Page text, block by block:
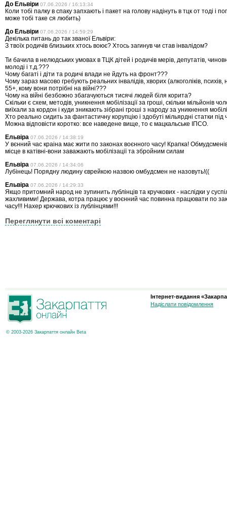
До Ельвіри 07.06.2026 / 16:13:34
Коли тобі палку в спаку запхають і пакет на голову надінуть в тцк от тоді і
може тобі таке ся любить)
До Ельвіри 07.06.2026 / 14:59:29
Декілька питань до так званої Ельвіри:
З твоїх родичів близьких хтось воює? Хтось загинув чи став інвалідом?
Ти бачила в нелюдських умовах в ТЦК дітей і родичів мерів, депутатів,
молоді і т.д.???
Чому багаті і діти та родичі влади не йдуть на фронт???
Чому зараз масово гребують реальних інвалідів, хворих (алкоголіків, психів,
55+, кому вони потрібні на війні???
Чому на війні безбожно збагачуються тисячі людей біля корита?
Скільки є схем, методів, уникнення мобілізації за гроші, скільки мільйонів
виїхали за кордон і куди зникають зібрані гроші з народу за уникнення
Хто реально сидить за фантастичну корупцію і здобуті мільярдні статки під
Можна відповісти коротко: все наведене вище, то є мацкальське ІПСО.
Ельвіра 07.06.2026 / 14:38:19
У вєнний час краіна має жити по законах воєнного часу! Крапка!
місце в катівні-вони заважають мобілізації та збройним силам
Ельвіра 07.06.2026 / 14:34:06
Лубінець! Порядну людину єврейкою назвою омбудсмен не назовуть!((
Ельвіра 07.06.2026 / 14:29:33
Якщо притомний народ не зупинить лублінців та кручкових - наслідки у
жахливими! Держава, котра працює у воєнний час повинна працювати по
часу!!! Нахер крючкових із лублінцями!!!
Переглянути всі коментарі
© 2003-2026 Закарпаття онлайн Beta
Інтернет-видання
Надіслати повідомлення